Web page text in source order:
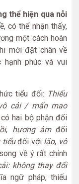
thể hiện qua nỗi
có thể nhận thấy,
một cách hoàn
mới đặt chân về
phúc và vui
tiểu đối: Thiếu
cải / mấn mao
hai bộ phận đối
, hương âmđối
tiểuđối với lão, vô
về ý rất chỉnh
không thay đổi
ngữ pháp, thiếu